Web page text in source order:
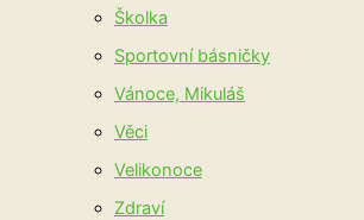
Školka
Sportovní básničky
Vánoce, Mikuláš
Věci
Velikonoce
Zdraví